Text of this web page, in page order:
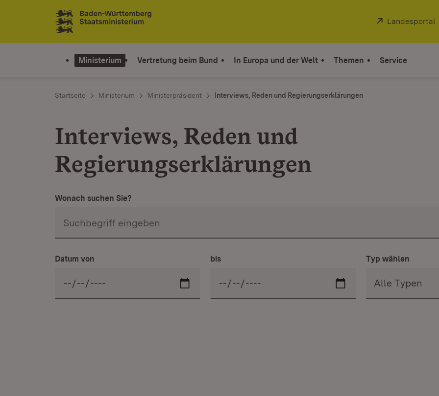
Zum Inhalt springen
Link zur Startseite
Extern:
Landesportal
Ministerium Vertretung beim Bund In Europa und der Welt Themen Service
Startseite Ministerium Ministerpräsident Interviews, Reden und Regierungserklärungen
Interviews, Reden und
Regierungserklärungen
Wonach suchen Sie?
Datum von bis Typ wählen